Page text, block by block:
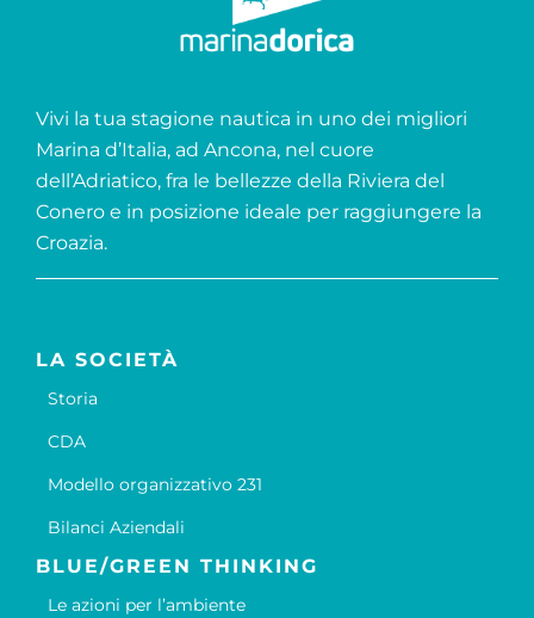
Vivi la tua stagione nautica in uno dei migliori
Marina d’Italia, ad Ancona, nel cuore
dell’Adriatico, fra le bellezze della Riviera del
Conero e in posizione ideale per raggiungere la
Croazia.
LA SOCIETÀ
Storia
CDA
Modello organizzativo 231
Bilanci Aziendali
BLUE/GREEN THINKING
Le azioni per l’ambiente